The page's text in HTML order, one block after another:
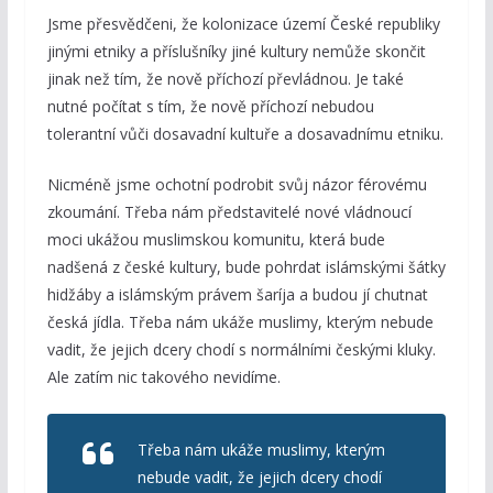
Jsme přesvědčeni, že kolonizace území České republiky
jinými etniky a příslušníky jiné kultury nemůže skončit
jinak než tím, že nově příchozí převládnou. Je také
nutné počítat s tím, že nově příchozí nebudou
tolerantní vůči dosavadní kultuře a dosavadnímu etniku.
Nicméně jsme ochotní podrobit svůj názor férovému
zkoumání. Třeba nám představitelé nové vládnoucí
moci ukážou muslimskou komunitu, která bude
nadšená z české kultury, bude pohrdat islámskými šátky
hidžáby a islámským právem šaríja a budou jí chutnat
česká jídla. Třeba nám ukáže muslimy, kterým nebude
vadit, že jejich dcery chodí s normálními českými kluky.
Ale zatím nic takového nevidíme.
Třeba nám ukáže muslimy, kterým
nebude vadit, že jejich dcery chodí